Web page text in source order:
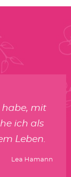
habe, mit
ich als
Leben.
Lea Hamann